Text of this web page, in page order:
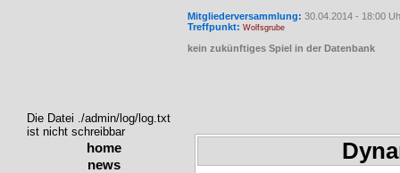
Die Datei ./admin/log/log.txt
ist nicht schreibbar
home
news
Mitgliederversammlung: 30.04.2014 - 18:00
Treffpunkt: Wolfsgrube
kein zukünftiges Spiel in der Datenbank